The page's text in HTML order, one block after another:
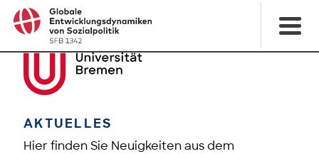
AKTUELLES
Hier finden Sie Neuigkeiten aus dem